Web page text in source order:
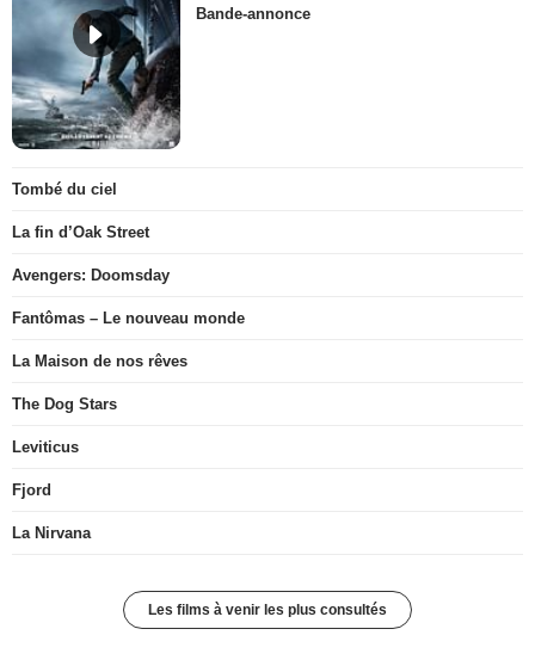
Bande-annonce
Tombé du ciel
La fin d’Oak Street
Avengers: Doomsday
Fantômas – Le nouveau monde
La Maison de nos rêves
The Dog Stars
Leviticus
Fjord
La Nirvana
Les films à venir les plus consultés